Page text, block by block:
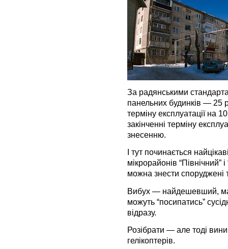
За радянськими
панельних будинків — 25
терміну експлуатації на
закінченні терміну
знесенню.
І тут починається
мікрорайонів
можна знести споруджені
Вибух — найдешевший,
можуть “посипатись”
відразу.
Розібрати — але тоді
гелікоптерів.